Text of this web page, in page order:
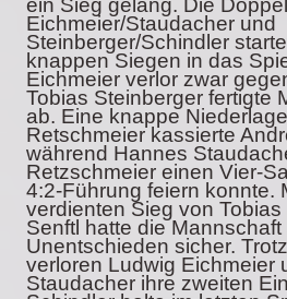
Eichmeier/Staudacher und
Steinberger/Schindler
knappen Siegen in das
Eichmeier verlor zwar
Tobias Steinberger fertigte
ab. Eine knappe
Retschmeier kassierte
während Hannes
Retzschmeier einen Vier-
4:2-Führung feiern konnte.
verdienten Sieg von
Senftl hatte die
Unentschieden sicher.
verloren Ludwig Eichmeier
Staudacher ihre zweiten